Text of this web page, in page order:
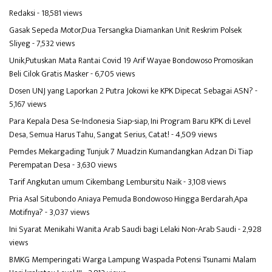
Redaksi- 18,581 views
Gasak Sepeda Motor,Dua Tersangka Diamankan Unit Reskrim Polsek
Sliyeg- 7,532 views
Unik,Putuskan Mata Rantai Covid 19 Arif Wayae Bondowoso Promosikan
Beli Cilok Gratis Masker- 6,705 views
Dosen UNJ yang Laporkan 2 Putra Jokowi ke KPK Dipecat Sebagai ASN?-
5,167 views
Para Kepala Desa Se-Indonesia Siap-siap, Ini Program Baru KPK di Level
Desa, Semua Harus Tahu, Sangat Serius, Catat!- 4,509 views
Pemdes Mekargading Tunjuk 7 Muadzin Kumandangkan Adzan Di Tiap
Perempatan Desa- 3,630 views
Tarif Angkutan umum Cikembang Lembursitu Naik- 3,108 views
Pria Asal Situbondo Aniaya Pemuda Bondowoso Hingga Berdarah,Apa
Motifnya?- 3,037 views
Ini Syarat Menikahi Wanita Arab Saudi bagi Lelaki Non-Arab Saudi- 2,928
views
BMKG Memperingati Warga Lampung Waspada Potensi Tsunami Malam